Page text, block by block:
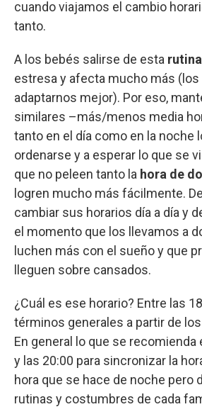
cuando viajamos el cambio
tanto.
A los bebés salirse de esta
estresa y afecta mucho más
adaptarnos mejor). Por eso,
similares –más/menos media
tanto en el día como en la noche
ordenarse y a esperar lo que se
que no peleen tanto la hora de
logren mucho más fácilmente.
cambiar sus horarios día a día y
el momento que los llevamos a
luchen más con el sueño y que
lleguen sobre cansados.
¿Cuál es ese horario? Entre las
términos generales a partir de
En general lo que se recomienda
y las 20:00 para sincronizar la
hora que se hace de noche pero
rutinas y costumbres de cada